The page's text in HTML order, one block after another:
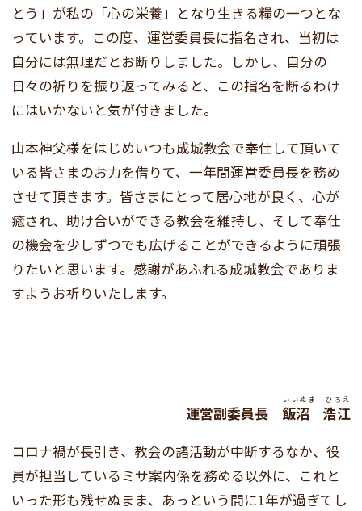
とう」が私の「心の栄養」となり生きる糧の一つとな
っています。この度、運営委員長に指名され、当初は
自分には無理だとお断りしました。しかし、自分の
日々の祈りを振り返ってみると、この指名を断るわけ
にはいかないと気が付きました。
山本神父様をはじめいつも成城教会で奉仕して頂いて
いる皆さまのお力を借りて、一年間運営委員長を務め
させて頂きます。皆さまにとって居心地が良く、心が
癒され、助け合いができる教会を維持し、そして奉仕
の機会を少しずつでも広げることができるように頑張
りたいと思います。感謝があふれる成城教会でありま
すようお祈りいたします。
運営副委員長 飯沼 浩江
いいぬま ひろえ
コロナ禍が長引き、教会の諸活動が中断するなか、役
員が担当しているミサ案内係を務める以外に、これと
いった形も残せぬまま、あっという間に1年が過ぎてし